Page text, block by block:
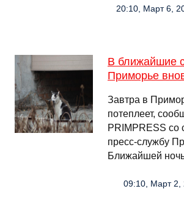
20:10, Март 6,
В ближайшие
Приморье
Завтра в
потеплеет,
PRIMPRESS со
пресс-службу
Ближайшей
09:10, Март 2,